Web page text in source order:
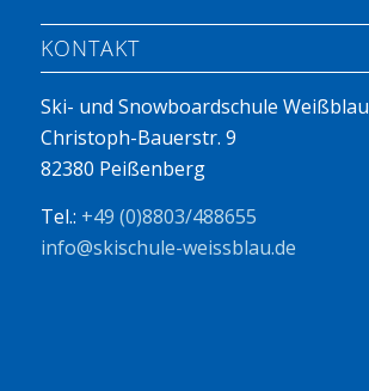
KONTAKT
Ski- und Snowboardschule Weißblau
Christoph-Bauerstr. 9
82380 Peißenberg
Tel.: +49 (0)8803/488655
info@skischule-weissblau.de